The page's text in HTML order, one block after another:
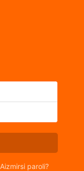
Aizmirsi paroli?